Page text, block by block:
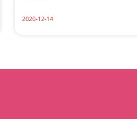
2020-12-14